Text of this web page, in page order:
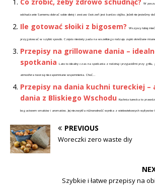
Co zrobić, żeby zdrowo schudnąć?
W
odchudzanie Samemu dobrać sobie dietę i zestaw ćwiczeń jest bardzo ciężko. Jeżeli nie jesteśmy
Ile gotować słoiki z bigosem? Wszyscy lubią
przygotować w szybki sposób. Często niestety pada na wszelkiego rodzaju zupki określane
Przepisy na grillowane dania –
spotkania
Lato to idealny czas na spotkania z rodziną i przyjaciółmi przy
atmosfera tworzą niezapomniane wspomnienia. Choć...
Przepisy na dania kuchni tureckiej –
dania z Bliskiego Wschodu
Kuchnia turecka to
bogactwem smaków i aromatów. Jej niezwykła różnorodność wynika z wielowiekowych wpływów
PREVIOUS
Woreczki zero waste diy
Szybkie i łatwe przepisy na